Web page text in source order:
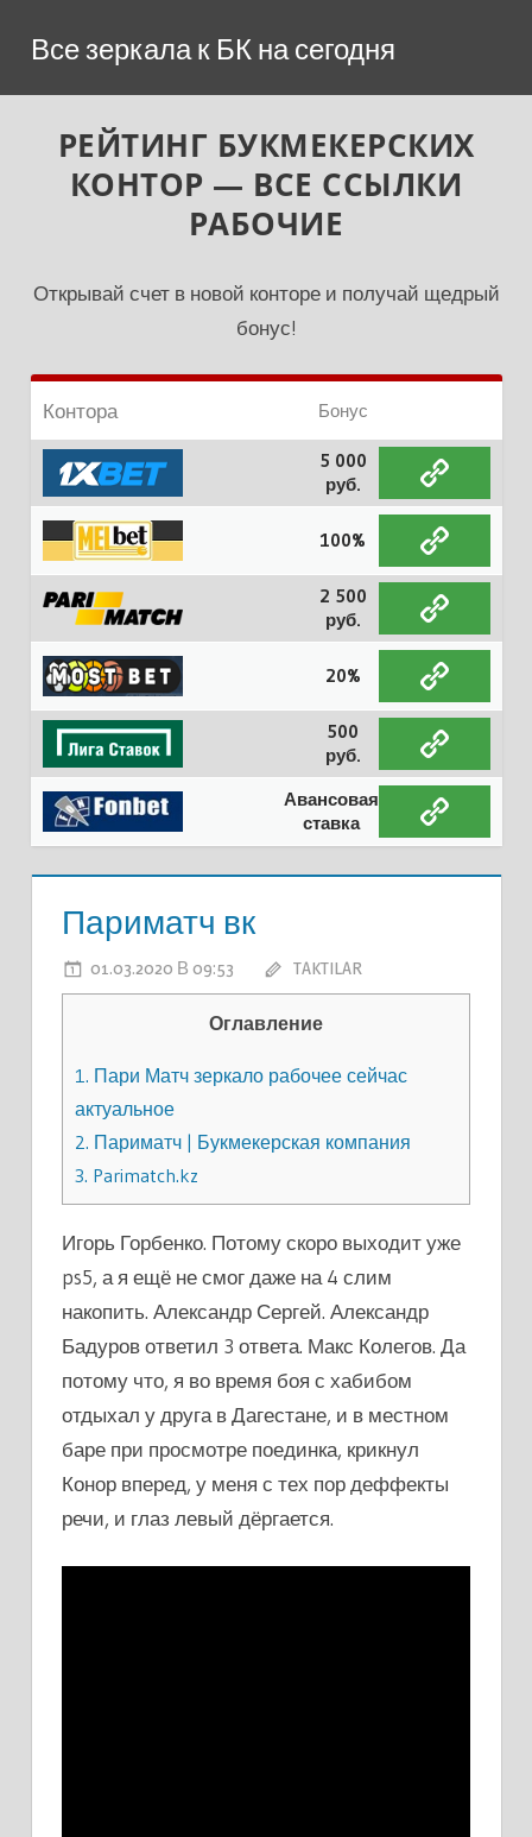
Все зеркала к БК на сегодня
РЕЙТИНГ БУКМЕКЕРСКИХ
КОНТОР — ВСЕ ССЫЛКИ
РАБОЧИЕ
Открывай счет в новой конторе и получай щедрый
бонус!
Контора Бонус
5 000
руб.
100%
2 500
руб.
20%
500
руб.
Авансовая
ставка
Париматч вк
01.03.2020 В 09:53 TAKTILAR
Оглавление
1. Пари Матч зеркало рабочее сейчас
актуальное
2. Париматч | Букмекерская компания
3. Parimatch.kz
Игорь Горбенко. Потому скоро выходит уже
ps5, а я ещё не смог даже на 4 слим
накопить. Александр Сергей. Александр
Бадуров ответил 3 ответа. Макс Колегов. Да
потому что, я во время боя с хабибом
отдыхал у друга в Дагестане, и в местном
баре при просмотре поединка, крикнул
Конор вперед, у меня с тех пор деффекты
речи, и глаз левый дёргается.